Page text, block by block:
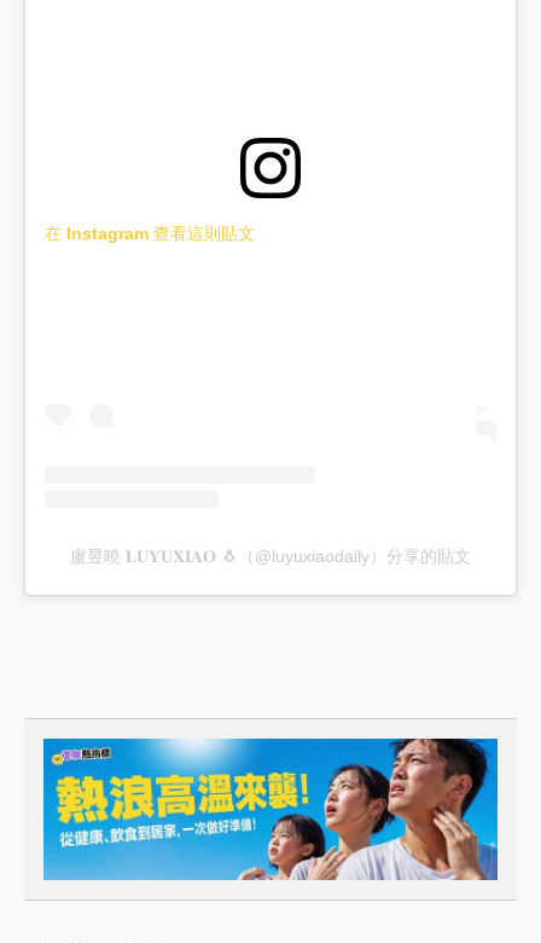
在 Instagram 查看這則貼文
盧昱曉 𝐋𝐔𝐘𝐔𝐗𝐈𝐀𝐎 🐧（@luyuxiaodaily）分享的貼文